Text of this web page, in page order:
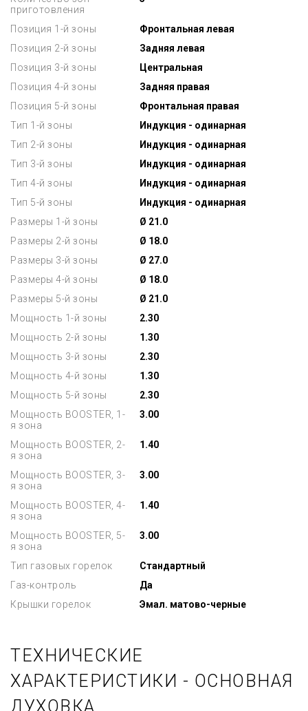
приготовления
Позиция 1-й зоны
Фронтальная левая
Позиция 2-й зоны
Задняя левая
Позиция 3-й зоны
Центральная
Позиция 4-й зоны
Задняя правая
Позиция 5-й зоны
Фронтальная правая
Тип 1-й зоны
Индукция - одинарная
Тип 2-й зоны
Индукция - одинарная
Тип 3-й зоны
Индукция - одинарная
Тип 4-й зоны
Индукция - одинарная
Тип 5-й зоны
Индукция - одинарная
Размеры 1-й зоны
Ø 21.0
Размеры 2-й зоны
Ø 18.0
Размеры 3-й зоны
Ø 27.0
Размеры 4-й зоны
Ø 18.0
Размеры 5-й зоны
Ø 21.0
Мощность 1-й зоны
2.30
Мощность 2-й зоны
1.30
Мощность 3-й зоны
2.30
Мощность 4-й зоны
1.30
Мощность 5-й зоны
2.30
Мощность BOOSTER, 1-
я зона
3.00
Мощность BOOSTER, 2-
я зона
1.40
Мощность BOOSTER, 3-
я зона
3.00
Мощность BOOSTER, 4-
я зона
1.40
Мощность BOOSTER, 5-
я зона
3.00
Тип газовых горелок
Стандартный
Газ-контроль
Да
Крышки горелок
Эмал. матово-черные
ТЕХНИЧЕСКИЕ
ХАРАКТЕРИСТИКИ - ОСНОВНАЯ
ДУХОВКА